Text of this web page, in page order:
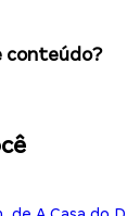
conteúdo?